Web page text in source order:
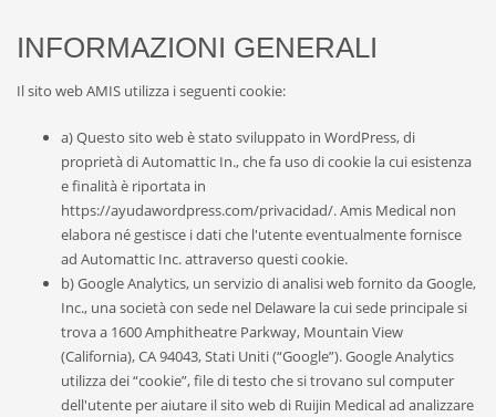
INFORMAZIONI GENERALI
Il sito web AMIS utilizza i seguenti cookie:
a) Questo sito web è stato sviluppato in WordPress, di
proprietà di Automattic In., che fa uso di cookie la cui esistenza
e finalità è riportata in
https://ayudawordpress.com/privacidad/. Amis Medical non
elabora né gestisce i dati che l'utente eventualmente fornisce
ad Automattic Inc. attraverso questi cookie.
b) Google Analytics, un servizio di analisi web fornito da Google,
Inc., una società con sede nel Delaware la cui sede principale si
trova a 1600 Amphitheatre Parkway, Mountain View
(California), CA 94043, Stati Uniti (“Google”). Google Analytics
utilizza dei “cookie”, file di testo che si trovano sul computer
dell'utente per aiutare il sito web di Ruijin Medical ad analizzare